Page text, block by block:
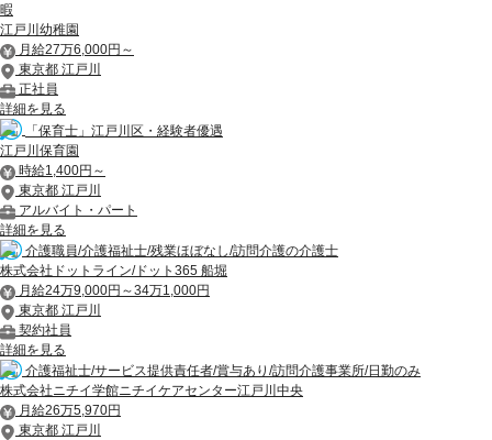
暇
江戸川幼稚園
月給27万6,000円～
東京都 江戸川
正社員
詳細を見る
「保育士」江戸川区・経験者優遇
江戸川保育園
時給1,400円～
東京都 江戸川
アルバイト・パート
詳細を見る
介護職員/介護福祉士/残業ほぼなし/訪問介護の介護士
株式会社ドットライン/ドット365 船堀
月給24万9,000円～34万1,000円
東京都 江戸川
契約社員
詳細を見る
介護福祉士/サービス提供責任者/賞与あり/訪問介護事業所/日勤のみ
株式会社ニチイ学館ニチイケアセンター江戸川中央
月給26万5,970円
東京都 江戸川